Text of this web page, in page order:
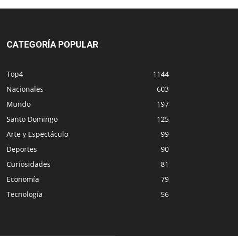
CATEGORÍA POPULAR
Top4
1144
Nacionales
603
Mundo
197
Santo Domingo
125
Arte y Espectáculo
99
Deportes
90
Curiosidades
81
Economía
79
Tecnología
56